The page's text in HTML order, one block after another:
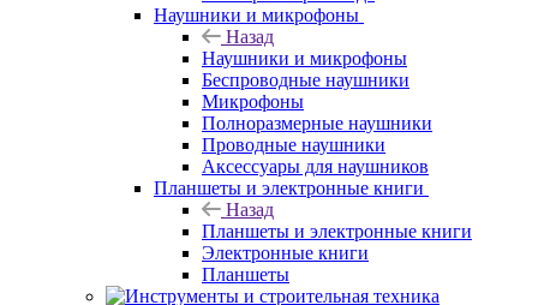
Наушники и микрофоны
Назад
Наушники и микрофоны
Беспроводные наушники
Микрофоны
Полноразмерные наушники
Проводные наушники
Аксессуары для наушников
Планшеты и электронные книги
Назад
Планшеты и электронные книги
Электронные книги
Планшеты